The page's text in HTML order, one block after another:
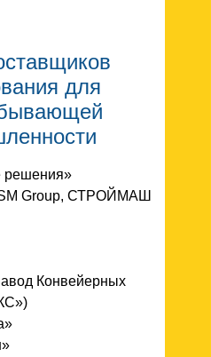
для
решения»
Group, СТРОЙМАШ
Конвейерных